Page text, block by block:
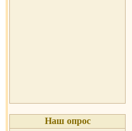
Наш опрос